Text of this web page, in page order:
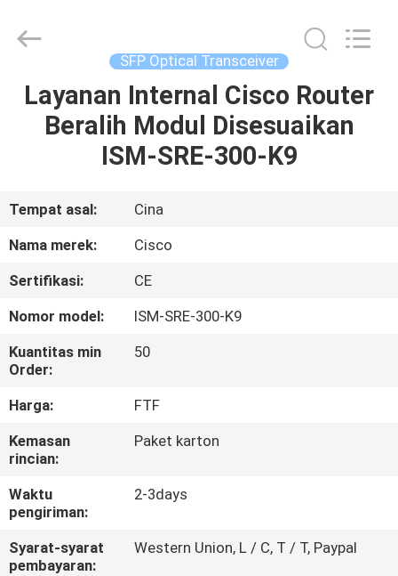
RUMAH
VIDEO
KAMI
TUR
PABRIK
KONTROL
KUALITAS
HUBUNGI
KAMI
Ltd..
SFP Optical Transceiver
Layanan Internal Cisco Router
Beralih Modul Disesuaikan
ISM-SRE-300-K9
Tempat asal:
Cina
Nama merek:
Cisco
Sertifikasi:
CE
Nomor model:
ISM-SRE-300-K9
Kuantitas min
Order:
50
Harga:
FTF
Kemasan
rincian:
Paket karton
Waktu
pengiriman:
2-3days
Syarat-syarat
pembayaran:
Western Union, L / C, T / T, Paypal